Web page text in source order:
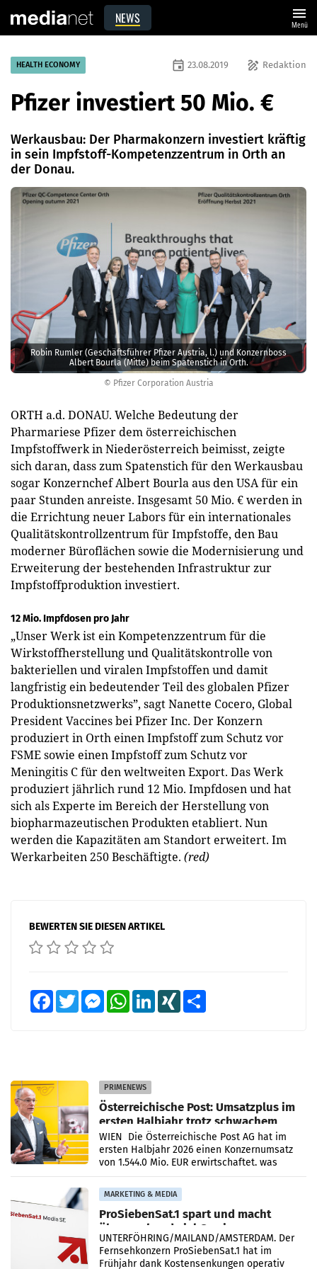
NEWS menu
Menü
© Pfizer Corporation Austria
Robin Rumler (Geschäftsführer Pfizer Austria, l.) und Konzernboss
Albert Bourla (Mitte) beim Spatenstich in Orth.
HEALTH ECONOMY draw Redaktion
event 23.08.2019
Pfizer investiert 50 Mio. €
Werkausbau: Der Pharmakonzern investiert kräftig
in sein Impfstoff-Kompetenzzentrum in Orth an
der Donau.
ORTH a.d. DONAU. Welche Bedeutung der
Pharmariese Pfizer dem österreichischen
Impfstoffwerk in Niederösterreich beimisst, zeigte
sich daran, dass zum Spatenstich für den Werkausbau
sogar Konzernchef Albert Bourla aus den USA für ein
paar Stunden anreiste. Insgesamt 50 Mio. € werden in
die Errichtung neuer Labors für ein internationales
Qualitätskontrollzentrum für Impfstoffe, den Bau
moderner Büroflächen sowie die Modernisierung und
Erweiterung der bestehenden Infrastruktur zur
Impfstoffproduktion investiert.
12 Mio. Impfdosen pro Jahr
„Unser Werk ist ein Kompetenzzentrum für die
Wirkstoffherstellung und Qualitätskontrolle von
bakteriellen und viralen Impfstoffen und damit
langfristig ein bedeutender Teil des globalen Pfizer
Produktionsnetzwerks”, sagt Nanette Cocero, Global
President Vaccines bei Pfizer Inc. Der Konzern
produziert in Orth einen Impfstoff zum Schutz vor
FSME sowie einen Impfstoff zum Schutz vor
Meningitis C für den weltweiten Export. Das Werk
produziert jährlich rund 12 Mio. Impfdosen und hat
sich als Experte im Bereich der Herstellung von
biopharmazeutischen Produkten etabliert. Nun
werden die Kapazitäten am Standort erweitert. Im
Werkarbeiten 250 Beschäftigte. (red)
BEWERTEN SIE DIESEN ARTIKEL
FacebookTwitter MessengerWhatsAppLinkedInXING
PRIMENEWS
Österreichische Post: Umsatzplus im
ersten Halbjahr trotz schwachem
Briefgeschäft
WIEN Die Österreichische Post AG hat im
ersten Halbjahr 2026 einen Konzernumsatz
von 1.544,0 Mio. EUR erwirtschaftet, was
einem Plus von 3,8 Prozent gegenüber dem
Vergleichszeitraum
MARKETING & MEDIA
ProSiebenSat.1 spart und macht
überraschend viel Gewinn
UNTERFÖHRING/MAILAND/AMSTERDAM. Der
Fernsehkonzern ProSiebenSat.1 hat im
Frühjahr dank Kostensenkungen operativ